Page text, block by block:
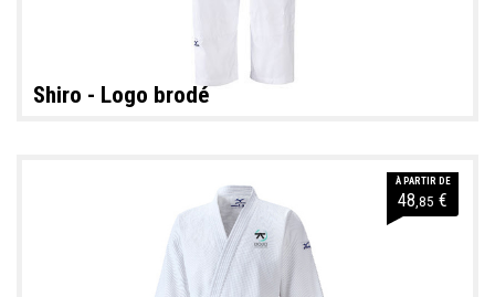
Shiro - Logo brodé
À PARTIR DE
48 ,85 €